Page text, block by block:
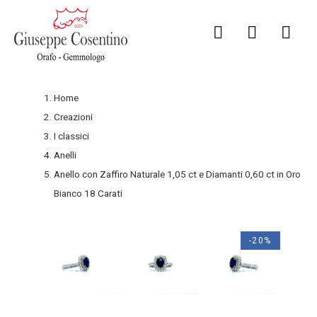
Home
Creazioni
I classici
Anelli
Anello con Zaffiro Naturale 1,05 ct e Diamanti 0,60 ct in Oro
Bianco 18 Carati
-20%